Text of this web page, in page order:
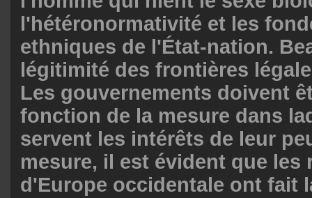
l'hétéronormativité et les
ethniques de l'État-nation.
légitimité des frontières
Les gouvernements doivent
fonction de la mesure dans
servent les intérêts de leur
mesure, il est évident que les
d'Europe occidentale ont fait